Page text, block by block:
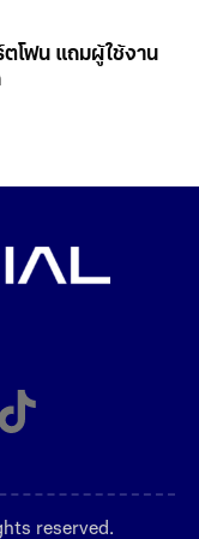
ตโฟน แถมผู้ใช้งาน
reserved.